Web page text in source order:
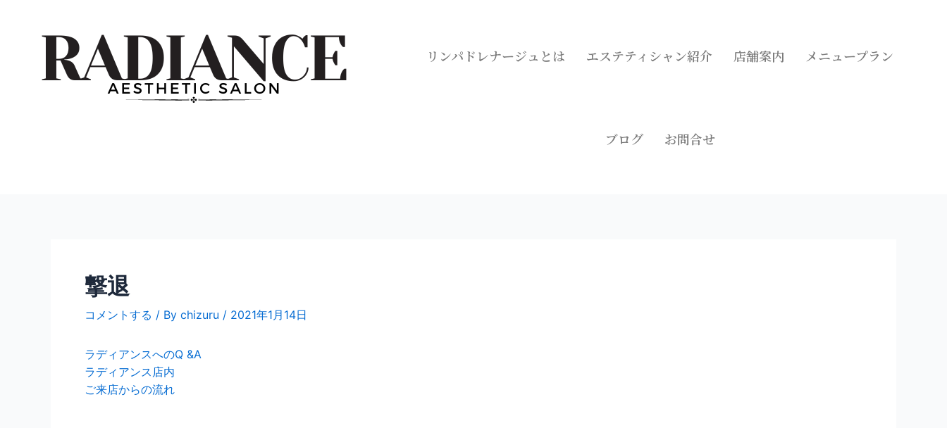
リンパドレナージュとは エステティシャン紹介 店舗案内 メニュープラン
ブログ お問合せ
撃退
コメントする / By chizuru / 2021年1月14日
ラディアンスへのQ &A
ラディアンス店内
ご来店からの流れ
ナ
ビ
ゲ